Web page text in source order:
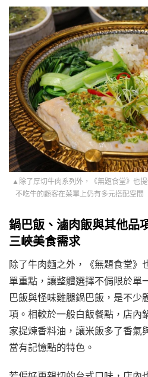
▲除了厚切牛肉系列外，《無題食堂》也
不吃牛的顧客在菜單上仍有多元搭配空間
鍋巴飯、滷肉飯與其他品
三峽美食需求
除了牛肉麵之外，《無題食堂》
單重點，讓整體選擇不侷限於單
巴飯與怪味雞腿鍋巴飯，是不少
項。相較於一般白飯餐點，店內
家提煉香料油，讓米飯多了香氣
當有記憶點的特色。